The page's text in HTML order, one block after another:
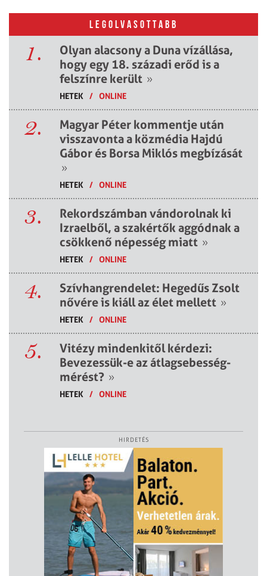
LEGOLVASOTTABB
1.
Olyan alacsony a Duna vízállása,
hogy egy 18. századi erőd is a
felszínre került »
HETEK / ONLINE
2.
Magyar Péter kommentje után
visszavonta a közmédia Hajdú
Gábor és Borsa Miklós megbízását
»
HETEK / ONLINE
3.
Rekordszámban vándorolnak ki
Izraelből, a szakértők aggódnak a
csökkenő népesség miatt »
HETEK / ONLINE
4.
Szívhangrendelet: Hegedűs Zsolt
nővére is kiáll az élet mellett »
HETEK / ONLINE
5.
Vitézy mindenkitől kérdezi:
Bevezessük-e az átlagsebesség-
mérést? »
HETEK / ONLINE
HIRDETÉS